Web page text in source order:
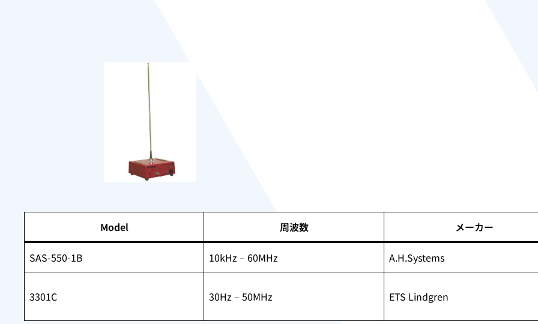
Model 周波数 メーカー
SAS-550-1B 10kHz – 60MHz A.H.Systems
3301C 30Hz – 50MHz ETS Lindgren